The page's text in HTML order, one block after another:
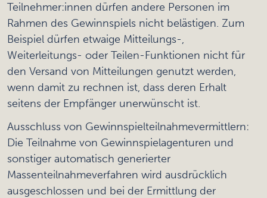
Teilnehmer:innen dürfen andere Personen im
Rahmen des Gewinnspiels nicht belästigen. Zum
Beispiel dürfen etwaige Mitteilungs-,
Weiterleitungs- oder Teilen-Funktionen nicht für
den Versand von Mitteilungen genutzt werden,
wenn damit zu rechnen ist, dass deren Erhalt
seitens der Empfänger unerwünscht ist.
Ausschluss von Gewinnspielteilnahmevermittlern:
Die Teilnahme von Gewinnspielagenturen und
sonstiger automatisch generierter
Massenteilnahmeverfahren wird ausdrücklich
ausgeschlossen und bei der Ermittlung der